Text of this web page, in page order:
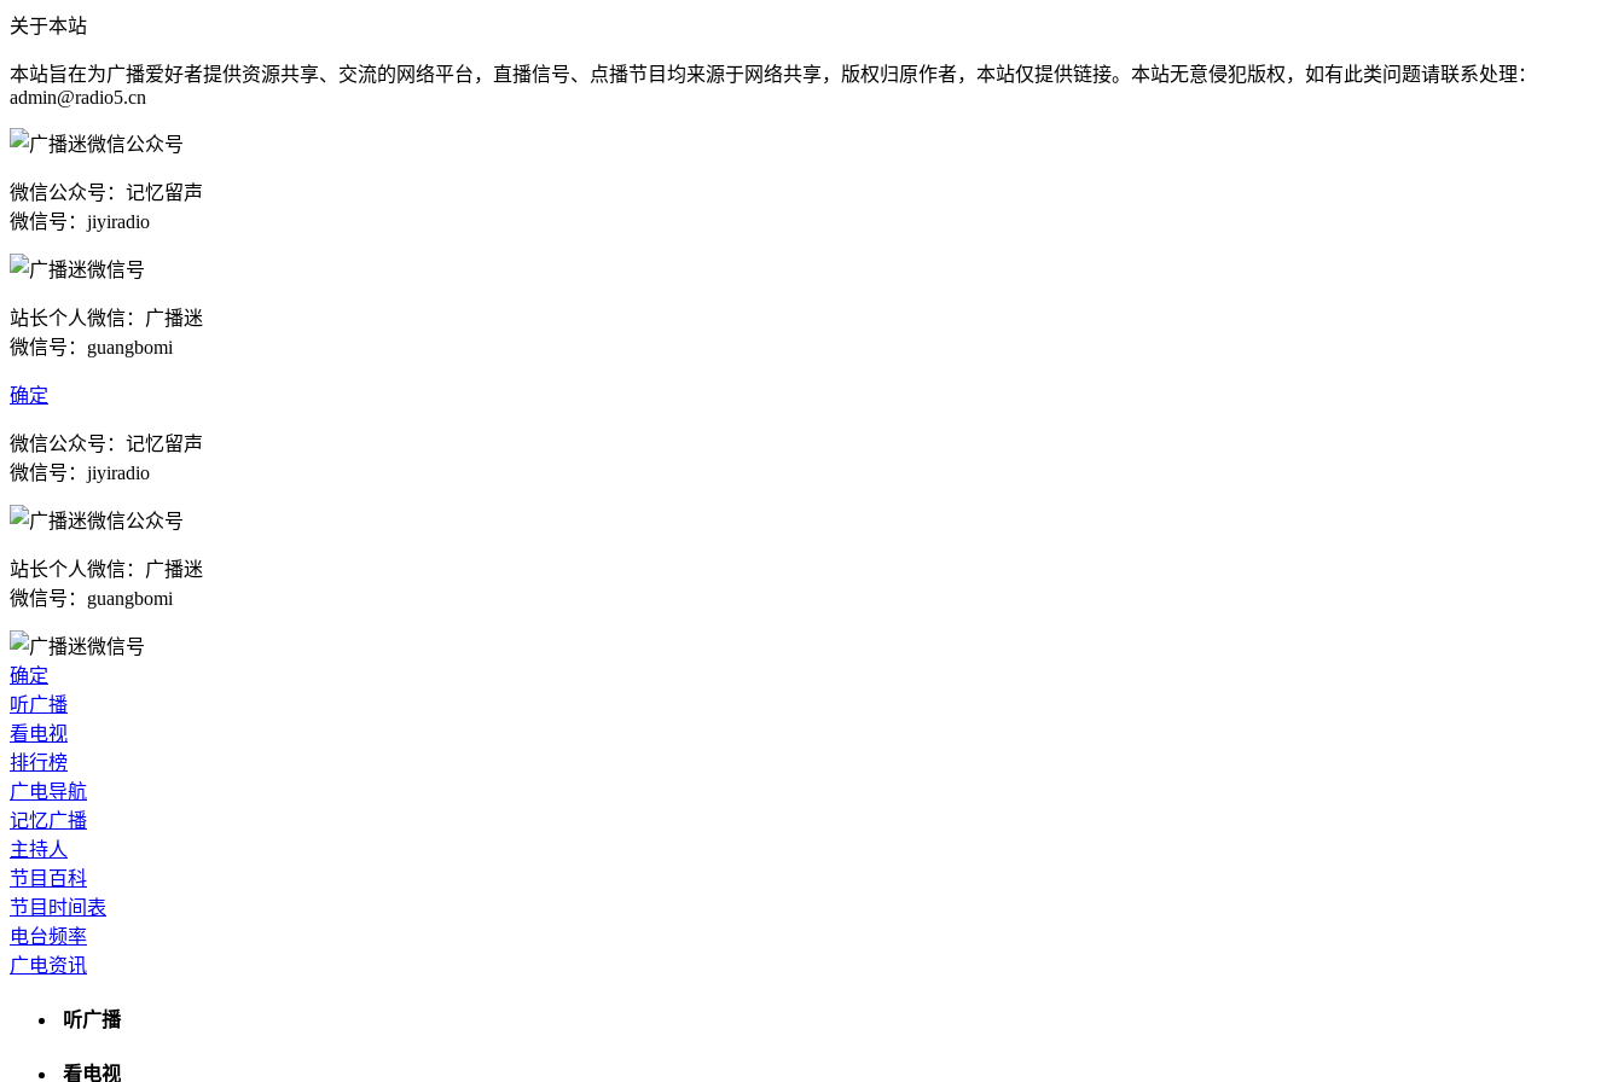
关于本站
本站旨在为广播爱好者提供资源共享、交流的网络平台，直播信号、点播节目均来源于网络共享，版权归原作者，本站仅提供链接。本站无意侵犯版权，如有此类问题请联系处理：
admin@radio5.cn
微信公众号：记忆留声
微信号：jiyiradio
站长个人微信：广播迷
微信号：guangbomi
确定
微信公众号：记忆留声
微信号：jiyiradio
站长个人微信：广播迷
微信号：guangbomi
确定
听广播
看电视
排行榜
广电导航
记忆广播
主持人
节目百科
节目时间表
电台频率
广电资讯
听广播
看电视